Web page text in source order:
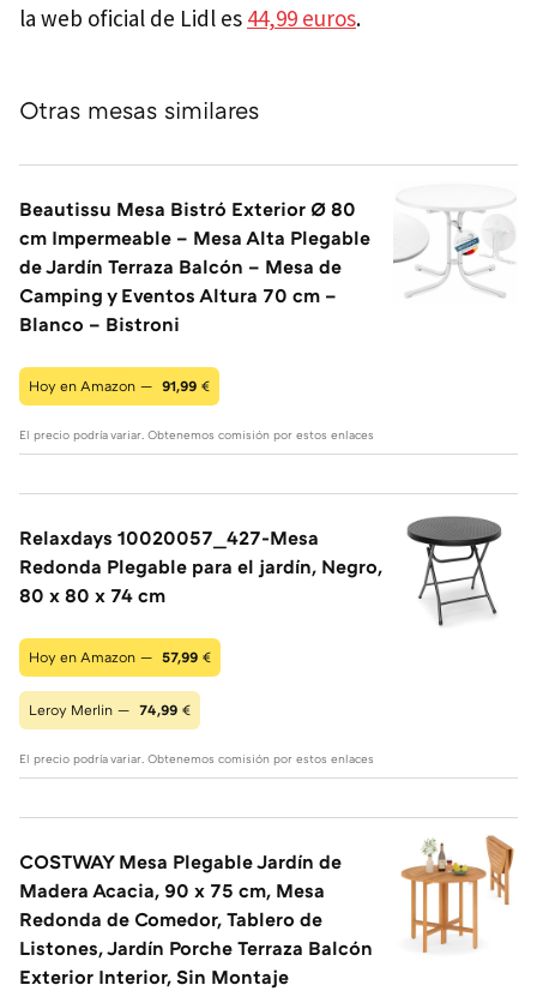
la web oficial de Lidl es 44,99 euros.
Otras mesas similares
Beautissu Mesa Bistró Exterior Ø 80
cm Impermeable – Mesa Alta Plegable
de Jardín Terraza Balcón – Mesa de
Camping y Eventos Altura 70 cm –
Blanco – Bistroni
Hoy en Amazon — 91,99 €
El precio podría variar. Obtenemos comisión por estos enlaces
Relaxdays 10020057_427-Mesa
Redonda Plegable para el jardín, Negro,
80 x 80 x 74 cm
Hoy en Amazon — 57,99 €
Leroy Merlin — 74,99 €
El precio podría variar. Obtenemos comisión por estos enlaces
COSTWAY Mesa Plegable Jardín de
Madera Acacia, 90 x 75 cm, Mesa
Redonda de Comedor, Tablero de
Listones, Jardín Porche Terraza Balcón
Exterior Interior, Sin Montaje